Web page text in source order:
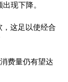
现下降。
这足以使经合
费量仍有望达